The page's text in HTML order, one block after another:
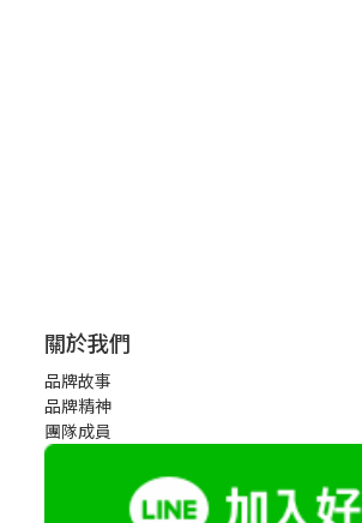
關於我們
品牌故事
品牌精神
團隊成員